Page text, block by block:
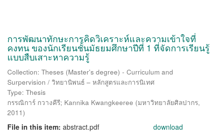
การพัฒนาทักษะการคิดวิเคราะห์และความเข้าใจที่
คงทน ของนักเรียนชั้นมัธยมศึกษาปีที่ 1 ที่จัดการเรียนรู้
แบบสืบเสาะหาความรู้
Collection: Theses (Master's degree) - Curriculum and
Surpervision / วิทยานิพนธ์ – หลักสูตรและการนิเทศ
Type: Thesis
กรรณิการ์ กวางคีรี; Kannika Kwangkeeree (มหาวิทยาลัยศิลปากร,
2011)
File in this item: abstract.pdf
download